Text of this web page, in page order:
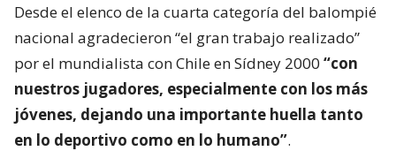
Desde el elenco de la cuarta categoría del balompié
nacional agradecieron “el gran trabajo realizado”
por el mundialista con Chile en Sídney 2000 “con
nuestros jugadores, especialmente con los más
jóvenes, dejando una importante huella tanto
en lo deportivo como en lo humano”.